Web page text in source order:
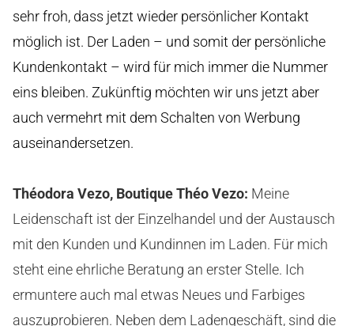
sehr froh, dass jetzt wieder persönlicher Kontakt
möglich ist. Der Laden – und somit der persönliche
Kundenkontakt – wird für mich immer die Nummer
eins bleiben. Zukünftig möchten wir uns jetzt aber
auch vermehrt mit dem Schalten von Werbung
auseinandersetzen.
Théodora Vezo, Boutique Théo Vezo: Meine
Leidenschaft ist der Einzelhandel und der Austausch
mit den Kunden und Kundinnen im Laden. Für mich
steht eine ehrliche Beratung an erster Stelle. Ich
ermuntere auch mal etwas Neues und Farbiges
auszuprobieren. Neben dem Ladengeschäft, sind die